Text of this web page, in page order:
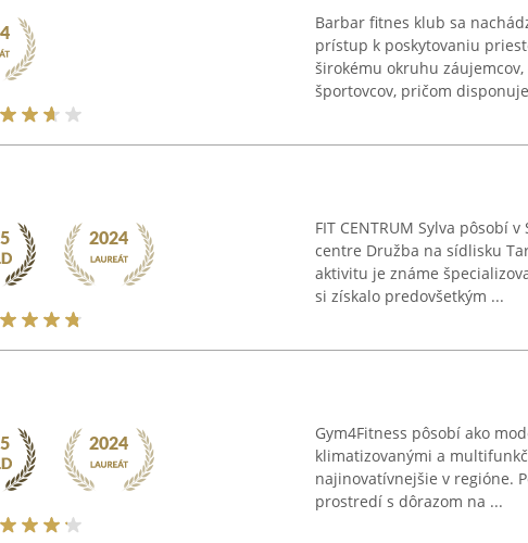
Barbar fitnes klub sa
prístup k poskytovaniu
širokému okruhu
športovcov, pričom
FIT CENTRUM Sylva pôsobí
centre Družba na sídlisku
aktivitu je známe
si získalo predovšetkým ...
Gym4Fitness pôsobí ako
klimatizovanými a
najinovatívnejšie v regióne.
prostredí s dôrazom na ...